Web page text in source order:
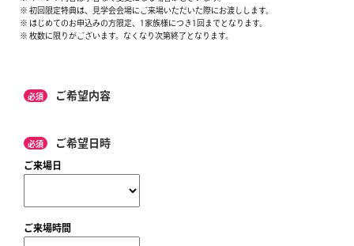
※ 初回限定特典は、見学会会場にご来場いただいた際にお渡しします。
※ はじめてのお申込みの方限定、1家族様につき1回までとなります。
※ 枚数に限りがございます。なくなり次第終了となります。
必須 ご希望内容
必須 ご希望日時
ご来場日
ご来場時間